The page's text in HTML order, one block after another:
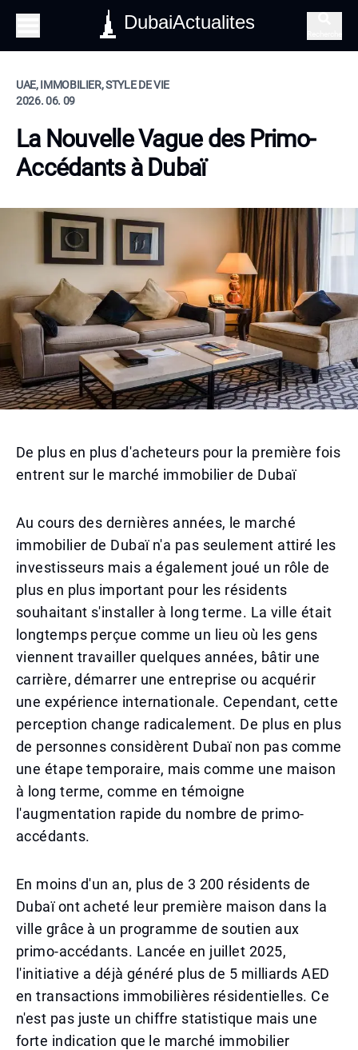
DubaiActualites
UAE, IMMOBILIER, STYLE DE VIE
2026. 06. 09
La Nouvelle Vague des Primo-
Accédants à Dubaï
De plus en plus d'acheteurs pour la première fois
entrent sur le marché immobilier de Dubaï
Au cours des dernières années, le marché
immobilier de Dubaï n'a pas seulement attiré les
investisseurs mais a également joué un rôle de
plus en plus important pour les résidents
souhaitant s'installer à long terme. La ville était
longtemps perçue comme un lieu où les gens
viennent travailler quelques années, bâtir une
carrière, démarrer une entreprise ou acquérir
une expérience internationale. Cependant, cette
perception change radicalement. De plus en plus
de personnes considèrent Dubaï non pas comme
une étape temporaire, mais comme une maison
à long terme, comme en témoigne
l'augmentation rapide du nombre de primo-
accédants.
En moins d'un an, plus de 3 200 résidents de
Dubaï ont acheté leur première maison dans la
ville grâce à un programme de soutien aux
primo-accédants. Lancée en juillet 2025,
l'initiative a déjà généré plus de 5 milliards AED
en transactions immobilières résidentielles. Ce
n'est pas juste un chiffre statistique mais une
forte indication que le marché immobilier